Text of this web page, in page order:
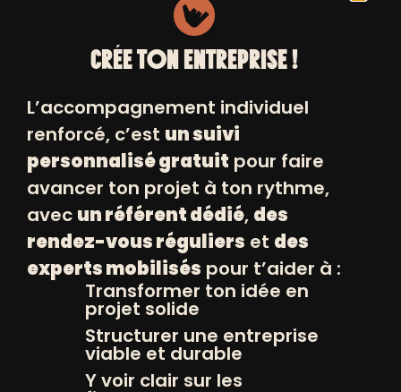
PÉDAGOGIE
Une pédagogie pensée pour toi.
On avance avec une écoute active,
des rendez-vous individuels avec
ton conseiller, et des ateliers en
groupe pour apprendre et partager
entre pairs.
VOCATION
Aller au-delà de l’aide à la création
CRÉE TON ENTREPRISE !
L’accompagnement individuel
renforcé, c’est un suivi
personnalisé gratuit pour faire
avancer ton projet à ton rythme,
avec un référent dédié, des
rendez-vous réguliers et des
experts mobilisés pour t’aider à :
Transformer ton idée en
projet solide
Structurer une entreprise
viable et durable
Y voir clair sur les